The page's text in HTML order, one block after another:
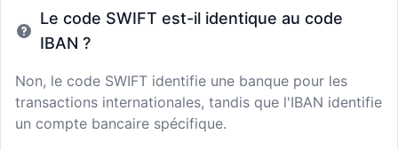
Le code SWIFT est-il identique au code
IBAN ?
Non, le code SWIFT identifie une banque pour les
transactions internationales, tandis que l'IBAN identifie
un compte bancaire spécifique.